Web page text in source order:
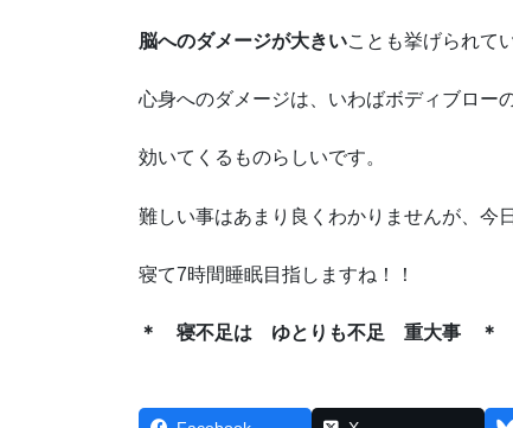
脳へのダメージが大きいことも挙げられて
心身へのダメージは、いわばボディブロー
効いてくるものらしいです。
難しい事はあまり良くわかりませんが、今
寝て7時間睡眠目指しますね！！
＊ 寝不足は ゆとりも不足 重大事 ＊